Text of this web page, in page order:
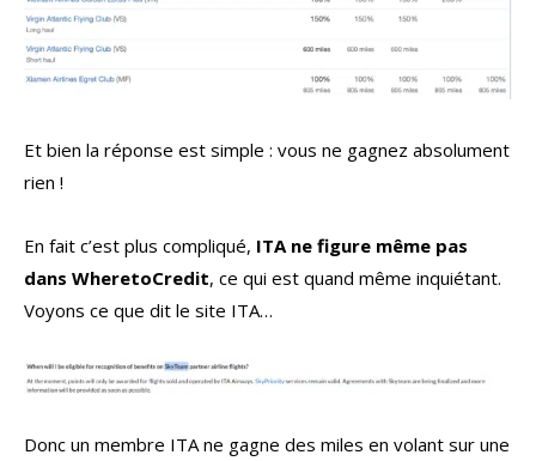
Et bien la réponse est simple : vous ne gagnez absolument
rien !
En fait c’est plus compliqué, ITA ne figure même pas
dans WheretoCredit, ce qui est quand même inquiétant.
Voyons ce que dit le site ITA…
Donc un membre ITA ne gagne des miles en volant sur une